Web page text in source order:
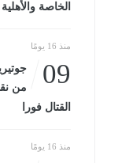
الخاصة والأهلية
منذ 16 يومًا
09
من
القتال فورا
منذ 16 يومًا